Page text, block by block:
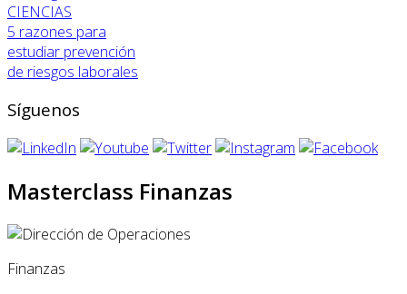
CIENCIAS
5 razones para
estudiar prevención
de riesgos laborales
Síguenos
Masterclass Finanzas
Finanzas